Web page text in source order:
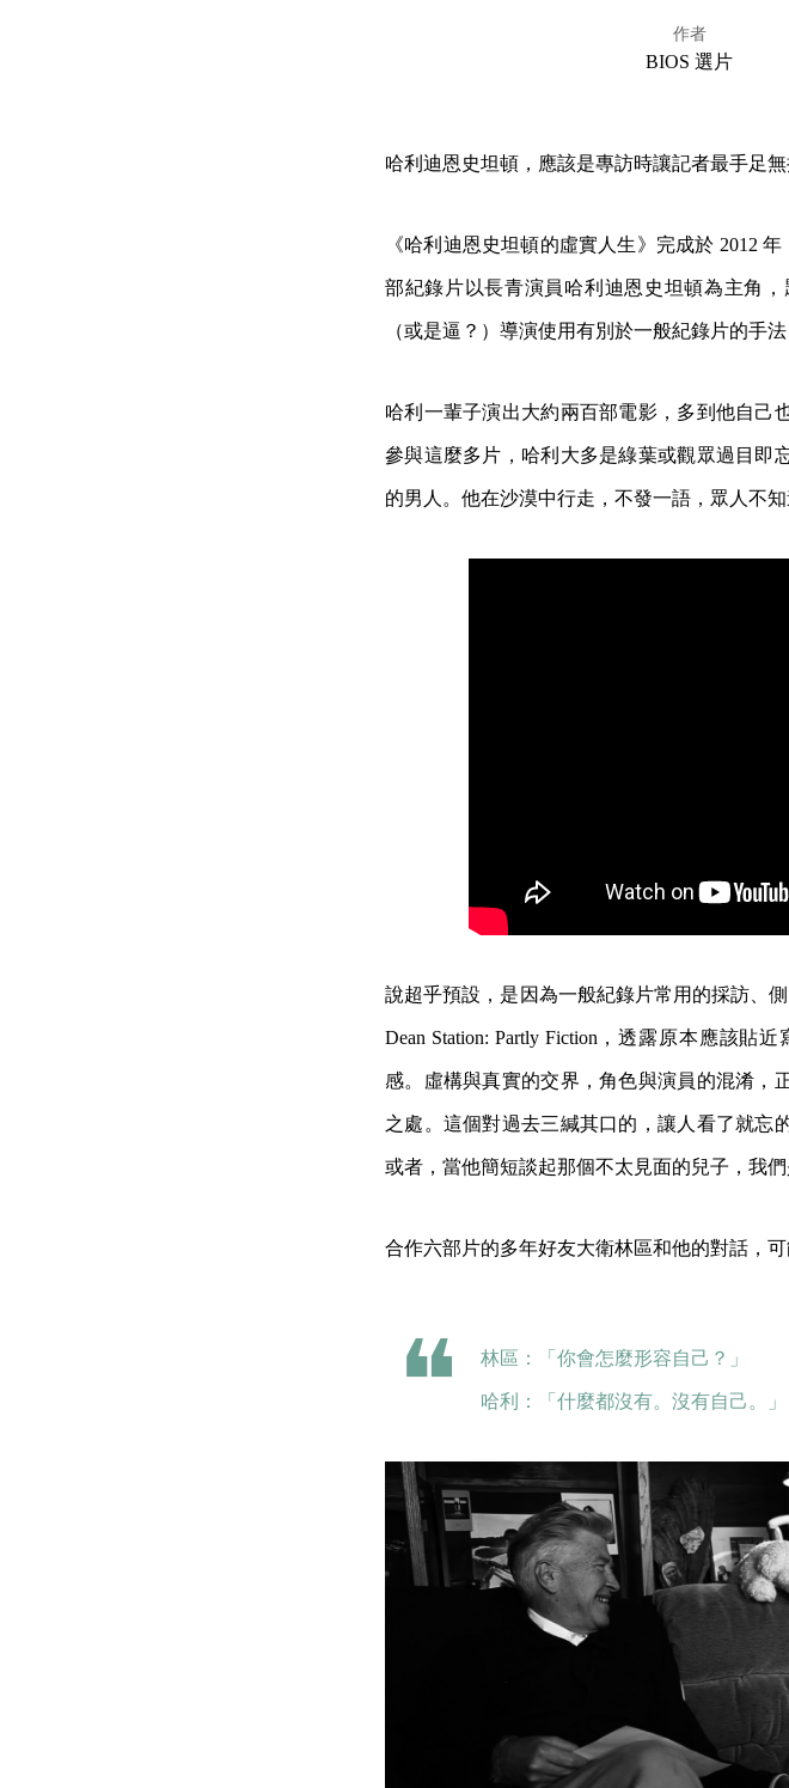
作者
BIOS 選片
哈利迪恩史坦頓，應該是專訪時讓記者最手足無
《哈利迪恩史坦頓的虛實人生》完成於 2012
部紀錄片以長青演員哈利迪恩史坦頓為主角
（或是逼？）導演使用有別於一般紀錄片的手
哈利一輩子演出大約兩百部電影，多到他自己
參與這麼多片，哈利大多是綠葉或觀眾過目即
的男人。他在沙漠中行走，不發一語，眾人不
說超乎預設，是因為一般紀錄片常用的採訪、
Dean Station: Partly Fiction，透露原本應該貼
感。虛構與真實的交界，角色與演員的混淆，
之處。這個對過去三緘其口的，讓人看了就忘
或者，當他簡短談起那個不太見面的兒子，我
合作六部片的多年好友大衛林區和他的對話，
林區：「你會怎麼形容自己？」
哈利：「什麼都沒有。沒有自己。」